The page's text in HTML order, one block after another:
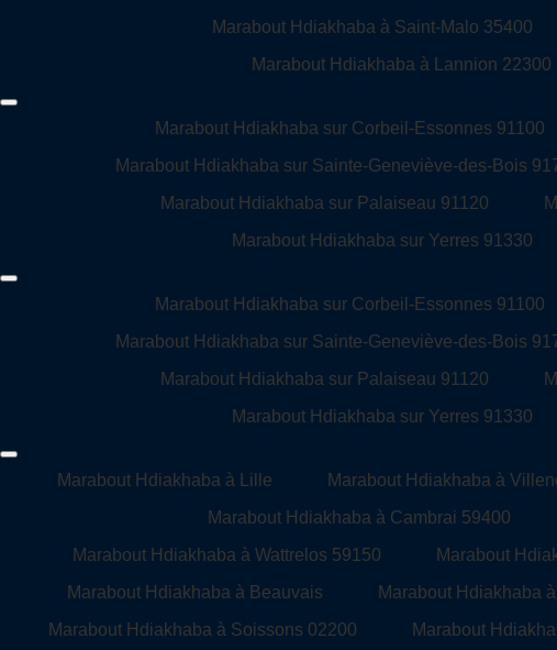
Marabout Hdiakhaba à Saint-Malo 35400
Marabout Hdiakhaba à Lannion 22300
Marabout Hdiakhaba sur Corbeil-Essonnes 91100
Marabout Hdiakhaba sur Sainte-Geneviève-des-Bois
Marabout Hdiakhaba sur Palaiseau 91120
Marabout Hdiakhaba sur Yerres 91330
Marabout Hdiakhaba sur Corbeil-Essonnes 91100
Marabout Hdiakhaba sur Sainte-Geneviève-des-Bois
Marabout Hdiakhaba sur Palaiseau 91120
Marabout Hdiakhaba sur Yerres 91330
Marabout Hdiakhaba à Lille Marabout Hdiakhaba à
Marabout Hdiakhaba à Cambrai 59400
Marabout Hdiakhaba à Wattrelos 59150
Marabout
Marabout Hdiakhaba à Beauvais
Marabout Hdiakhaba
Marabout Hdiakhaba à Soissons 02200
Marabout